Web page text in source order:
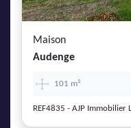
Maison
Audenge
101 m²
REF4835 - AJP Immobilier